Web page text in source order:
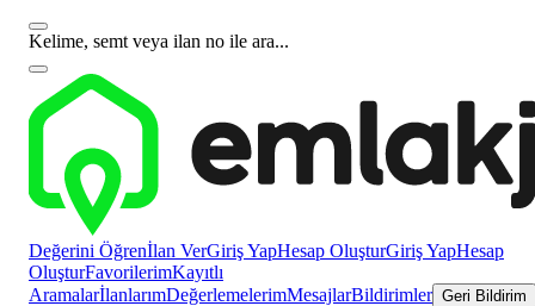
Kelime, semt veya ilan no ile ara...
Değerini Öğrenİlan VerGiriş YapHesap OluşturGiriş YapHesap
OluşturFavorilerimKayıtlı
AramalarİlanlarımDeğerlemelerimMesajlarBildirimler Geri Bildirim